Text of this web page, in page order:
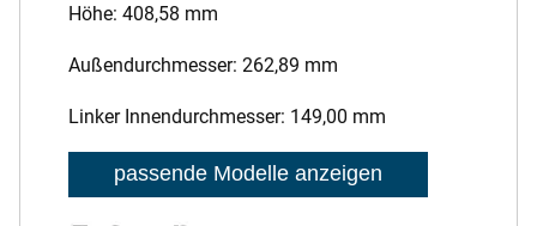
Höhe: 408,58 mm
Außendurchmesser: 262,89 mm
Linker Innendurchmesser: 149,00 mm